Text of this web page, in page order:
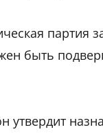
партия
быть